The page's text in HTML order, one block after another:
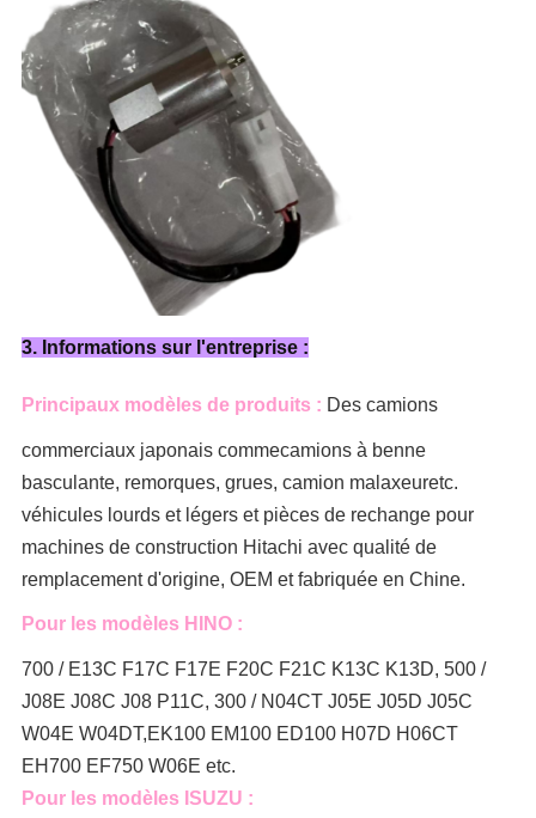
3. Informations sur l'entreprise :
Principaux modèles de produits : Des camions
commerciaux japonais commecamions à benne
basculante, remorques, grues, camion malaxeuretc.
véhicules lourds et légers et pièces de rechange pour
machines de construction Hitachi avec qualité de
remplacement d'origine, OEM et fabriquée en Chine.
Pour les modèles HINO :
700 / E13C F17C F17E F20C F21C K13C K13D, 500 /
J08E J08C J08 P11C, 300 / N04CT J05E J05D J05C
W04E W04DT,EK100 EM100 ED100 H07D H06CT
EH700 EF750 W06E etc.
Pour les modèles ISUZU :